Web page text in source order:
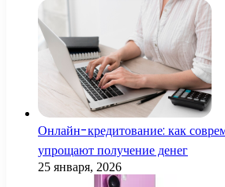
Онлайн-кредитование: как
упрощают получение денег
25 января, 2026